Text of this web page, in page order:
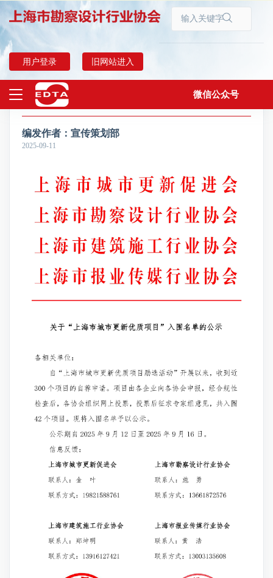
用户登录 旧网站进入
微信公众号
首页 协会动态
关于“上海市城市更新优质项目”入围名单的公示
编发作者： 宣传策划部
2025-09-11